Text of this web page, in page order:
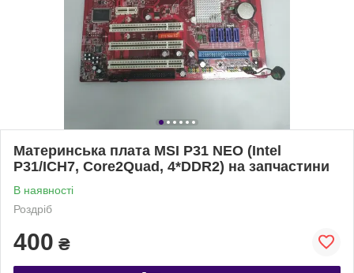
Материнська плата MSI P31 NEO (Intel
P31/ICH7, Core2Quad, 4*DDR2) на запчастини
В наявності
Роздріб
400 ₴